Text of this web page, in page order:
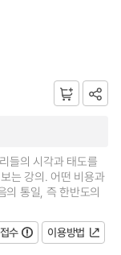
들의 시각과 태도를
는 강의. 어떤 비용과
의 통일, 즉 한반도의
수
이용방법